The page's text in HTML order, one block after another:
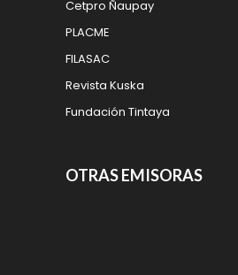
Cetpro Ñaupay
PLACME
FILASAC
Revista Kuska
Fundación Tintaya
OTRAS EMISORAS